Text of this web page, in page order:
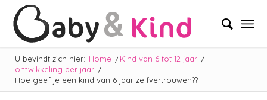
U bevindt zich hier: Home / Kind van 6 tot 12 jaar /
ontwikkeling per jaar /
Hoe geef je een kind van 6 jaar zelfvertrouwen??